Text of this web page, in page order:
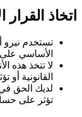
اتخاذ القرار
تستخدم نيرو
الأساسي
لا تتخذ هذه
القانونية
لديك الحق
تؤثر على